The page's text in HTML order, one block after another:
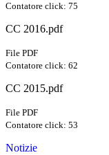
Contatore click: 75
CC 2016.pdf
File PDF
Contatore click: 62
CC 2015.pdf
File PDF
Contatore click: 53
Notizie